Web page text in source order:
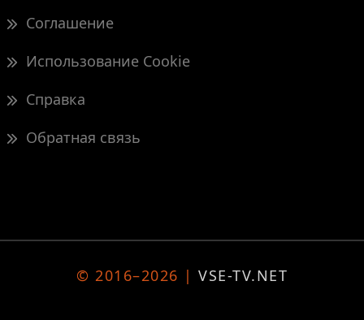
Соглашение
Использование Cookie
Справка
Обратная связь
© 2016–2026 | VSE-TV.NET